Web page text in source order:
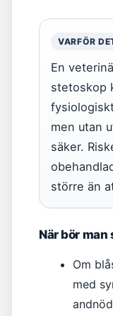
VARFÖR
En
stetoskop
men utan
säker.
större än
När bör
Om
med